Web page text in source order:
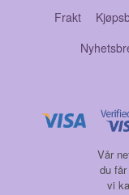
Frakt
Vår
du
vi